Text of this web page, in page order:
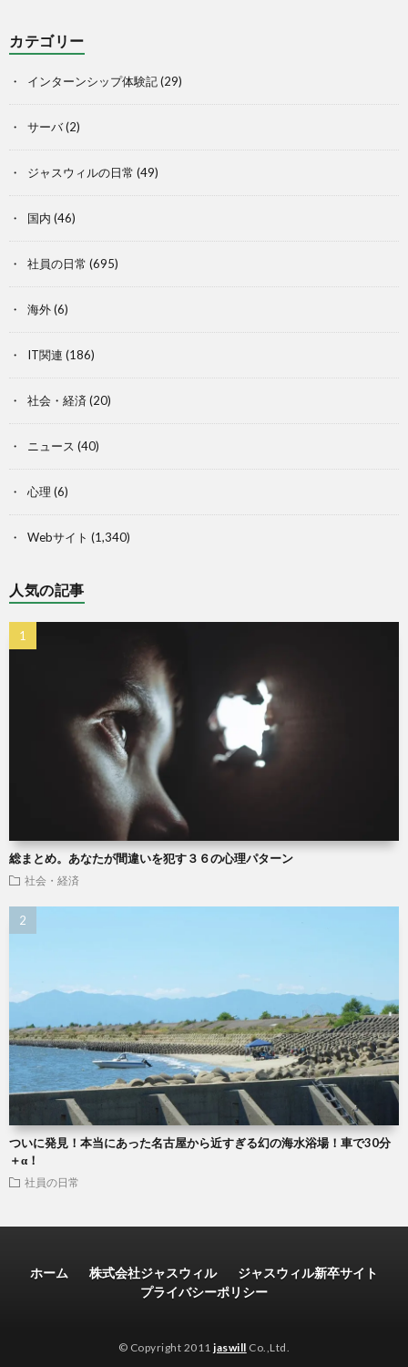
カテゴリー
インターンシップ体験記(29)
サーバ(2)
ジャスウィルの日常 (49)
国内 (46)
社員の日常 (695)
海外(6)
IT関連 (186)
社会・経済 (20)
ニュース (40)
心理 (6)
Webサイト (1,340)
人気の記事
総まとめ。あなたが間違いを犯す３６の心理パターン
社会・経済
ついに発見！本当にあった名古屋から近すぎる幻の海水浴場！車で30分
＋α！
社員の日常
ホーム 株式会社ジャスウィル
ジャスウィル新卒サイト
プライバシーポリシー
© Copyright 2011jaswill Co.,Ltd.